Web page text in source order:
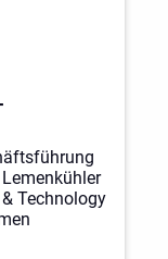
Technology